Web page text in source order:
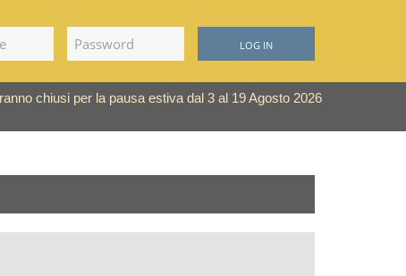
LOG IN
chiusi per la pausa estiva dal 3 al 19 Agosto 2026